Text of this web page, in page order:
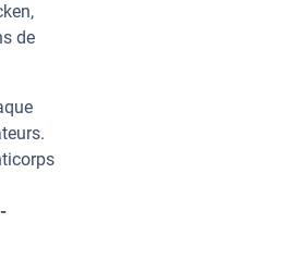
de